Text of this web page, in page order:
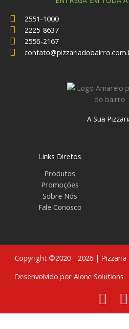
2551-1000
2225-8637
2556-2167
A Sua
Links Diretos
Produtos
Promoções
Sobre Nós
Fale Conosco
Copyright ©2020 - 2026 | Pizzaria
Desenvolvido por Alone Solutions